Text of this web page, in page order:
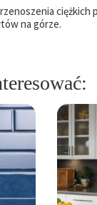
na górze.